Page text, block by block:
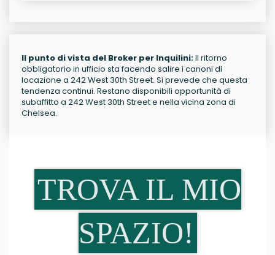
Il punto di vista del Broker per Inquilini:Il ritorno
obbligatorio in ufficio sta facendo salire i canoni di
locazione a 242 West 30th Street. Si prevede che questa
tendenza continui. Restano disponibili opportunità di
subaffitto a 242 West 30th Street e nella vicina zona di
Chelsea.
TROVA IL MIO
SPAZIO!